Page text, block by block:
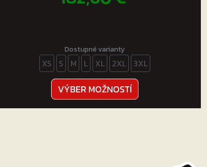
Dostupné varianty
XS S M L XL 2XL 3XL
VÝBER MOŽNOSTÍ
produkt
má